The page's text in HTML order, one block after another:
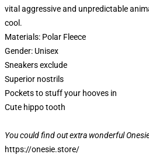
vital aggressive and unpredictable
cool.
Materials: Polar Fleece
Gender: Unisex
Sneakers exclude
Superior nostrils
Pockets to stuff your hooves in
Cute hippo tooth
You could find out extra wonderful
https://onesie.store/